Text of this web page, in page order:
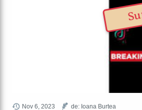
Nov 6, 2023 de: Ioana Burtea